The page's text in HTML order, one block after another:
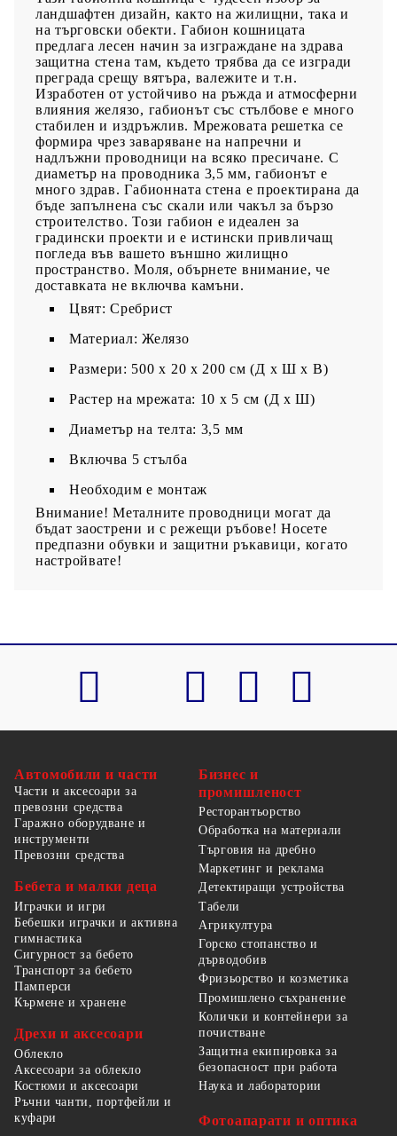
ландшафтен дизайн, както на жилищни, така и
на търговски обекти. Габион кошницата
предлага лесен начин за изграждане на здрава
защитна стена там, където трябва да се изгради
преграда срещу вятъра, валежите и т.н.
Изработен от устойчиво на ръжда и атмосферни
влияния желязо, габионът със стълбове е много
стабилен и издръжлив. Мрежовата решетка се
формира чрез заваряване на напречни и
надлъжни проводници на всяко пресичане. С
диаметър на проводника 3,5 мм, габионът е
много здрав. Габионната стена е проектирана да
бъде запълнена със скали или чакъл за бързо
строителство. Този габион е идеален за
градински проекти и е истински привличащ
погледа във вашето външно жилищно
пространство. Моля, обърнете внимание, че
доставката не включва камъни.
Цвят: Сребрист
Материал: Желязо
Размери: 500 x 20 x 200 см (Д x Ш x В)
Растер на мрежата: 10 x 5 см (Д x Ш)
Диаметър на телта: 3,5 мм
Включва 5 стълба
Необходим е монтаж
Внимание! Металните проводници могат да
бъдат заострени и с режещи ръбове! Носете
предпазни обувки и защитни ръкавици, когато
настройвате!
Автомобили и части
Части и аксесоари за
превозни средства
Гаражно оборудване и
инструменти
Превозни средства
Бебета и малки деца
Играчки и игри
Бебешки играчки и активна
гимнастика
Сигурност за бебето
Транспорт за бебето
Памперси
Кърмене и хранене
Дрехи и аксесоари
Облекло
Аксесоари за облекло
Костюми и аксесоари
Ръчни чанти, портфейли и
куфари
Бизнес и
промишленост
Ресторантьорство
Обработка на материали
Търговия на дребно
Маркетинг и реклама
Детектиращи устройства
Табели
Агрикултура
Горско стопанство и
дърводобив
Фризьорство и козметика
Промишлено съхранение
Колички и контейнери за
почистване
Защитна екипировка за
безопасност при работа
Наука и лаборатории
Фотоапарати и оптика